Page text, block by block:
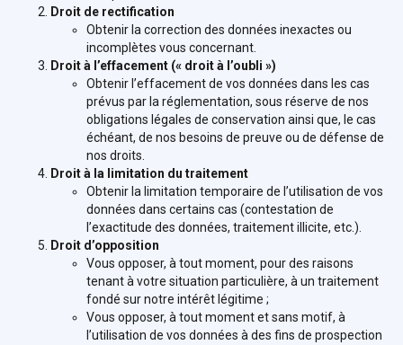
Droit de rectification
Obtenir la correction des données inexactes ou
incomplètes vous concernant.
Droit à l’effacement (« droit à l’oubli »)
Obtenir l’effacement de vos données dans les cas
prévus par la réglementation, sous réserve de nos
obligations légales de conservation ainsi que, le cas
échéant, de nos besoins de preuve ou de défense de
nos droits.
Droit à la limitation du traitement
Obtenir la limitation temporaire de l’utilisation de vos
données dans certains cas (contestation de
l’exactitude des données, traitement illicite, etc.).
Droit d’opposition
Vous opposer, à tout moment, pour des raisons
tenant à votre situation particulière, à un traitement
fondé sur notre intérêt légitime ;
Vous opposer, à tout moment et sans motif, à
l’utilisation de vos données à des fins de prospection